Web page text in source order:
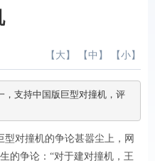
【 大 】 【 中 】 【 小 】
对撞机的争论甚嚣尘上，网
的争论：“对于建对撞机，王